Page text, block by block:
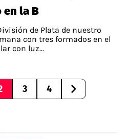
en la B
de Plata de nuestro
con tres formados en el
con luz...
3 4